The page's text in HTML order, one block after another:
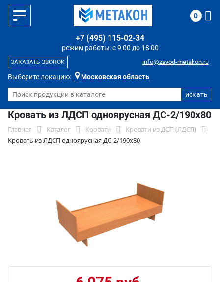
Выберите локацию: Московская область
режим работы: с 9:00 до 18:00
+7 (495) 115-02-34
info@zavod-metakon.ru
ЗАКАЗАТЬ ЗВОНОК
0
Кровать из ЛДСП одноярусная ДС-2/190х80
Главная Каталог Кровати
Кровати из ДСП (ЛДСП)
Кровать из ЛДСП одноярусная ДС-2/190х80